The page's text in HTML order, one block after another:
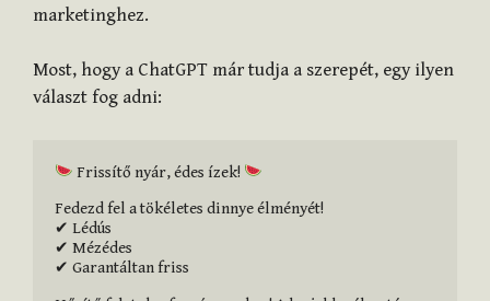
marketinghez.
Most, hogy a ChatGPT már tudja a szerepét, egy ilyen
választ fog adni:
Frissítő nyár, édes ízek!
Fedezd fel a tökéletes dinnye élményét!
✔ Lédús
✔ Mézédes
✔ Garantáltan friss